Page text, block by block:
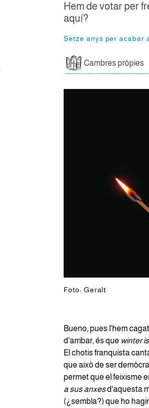
Hem de votar per
aquí?
Setze anys per acabar
Cambres pròpies
Foto: Geralt
Bueno, pues l'hem
d'arribar, és que winter
El chotis franquista
que això de ser
permet que el feixisme
a sus anxesd'aquesta
(¿sembla?) que ho